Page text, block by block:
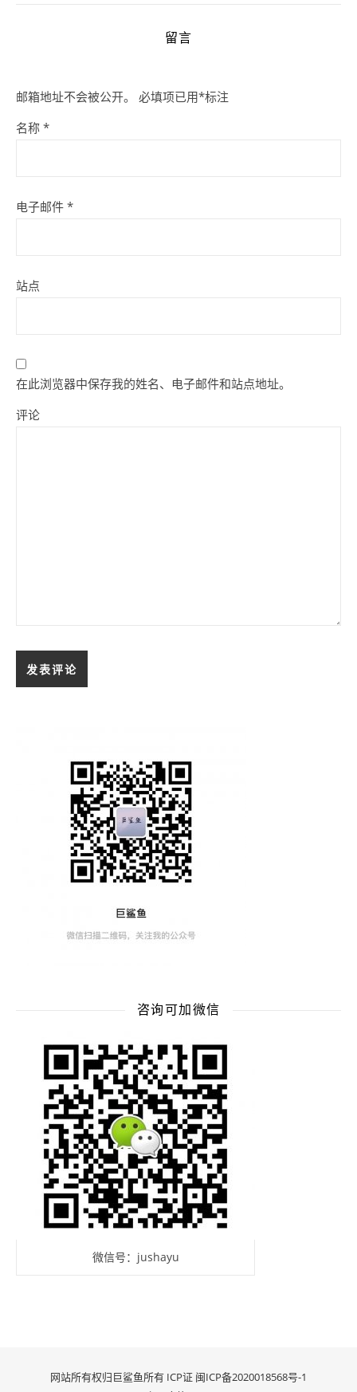
留言
邮箱地址不会被公开。 必填项已用*标注
名称 *
电子邮件 *
站点
在此浏览器中保存我的姓名、电子邮件和站点地址。
评论
咨询可加微信
微信号：jushayu
网站所有权归巨鲨鱼所有 ICP证 闽ICP备2020018568号-1